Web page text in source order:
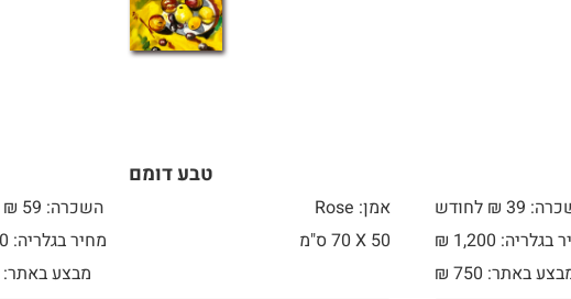
39 ₪ לחודש
1,200 ₪
באתר:
₪ 750
טבע דומם
אמן: Rose
השכרה: 59 ₪ לחודש
50 X
מחיר בגלריה: 1500 ₪
מבצע באתר: